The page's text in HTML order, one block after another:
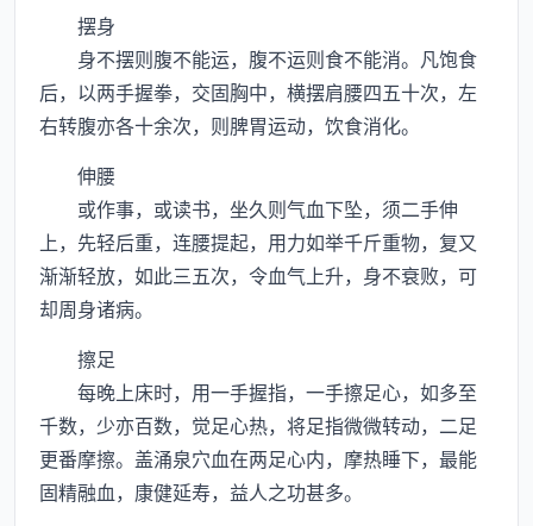
摆身
身不摆则腹不能运，腹不运则食不能消。凡饱食
后，以两手握拳，交固胸中，横摆肩腰四五十次，左
右转腹亦各十余次，则脾胃运动，饮食消化。
伸腰
或作事，或读书，坐久则气血下坠，须二手伸
上，先轻后重，连腰提起，用力如举千斤重物，复又
渐渐轻放，如此三五次，令血气上升，身不衰败，可
却周身诸病。
擦足
每晚上床时，用一手握指，一手擦足心，如多至
千数，少亦百数，觉足心热，将足指微微转动，二足
更番摩擦。盖涌泉穴血在两足心内，摩热睡下，最能
固精融血，康健延寿，益人之功甚多。